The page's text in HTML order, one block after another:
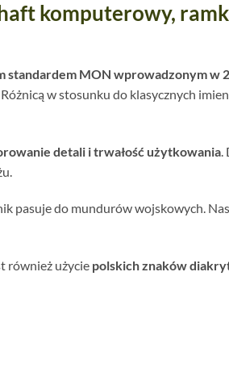
komputerowy,
standardem MON wprowadzonym w
. Różnicą w stosunku do klasycznych
detali i trwałość użytkowania
pasuje do mundurów wojskowych.
również użycie polskich znaków